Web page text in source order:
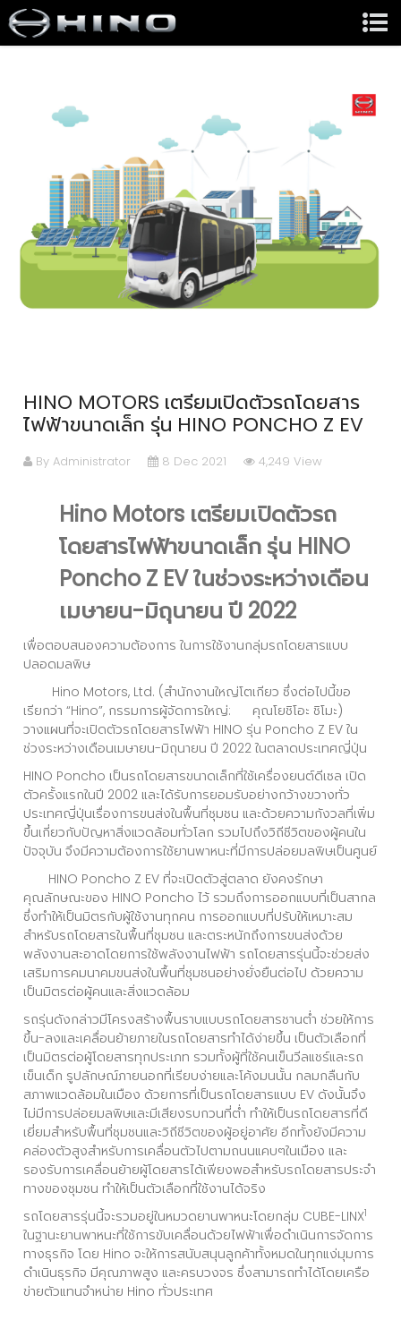
HINO MOTORS เตรียมเปิดตัวรถโดยสาร
ไฟฟ้าขนาดเล็ก รุ่น HINO PONCHO Z EV
By Administrator 8 Dec 2021 4,249 View
Hino Motors เตรียมเปิดตัวรถ
โดยสารไฟฟ้าขนาดเล็ก รุ่น HINO
Poncho Z EVในช่วงระหว่างเดือน
เมษายน-มิถุนายน ปี 2022
เพื่อตอบสนองความต้องการ ในการใช้งานกลุ่มรถโดยสารแบบ
ปลอดมลพิษ
Hino Motors, Ltd. (สำนักงานใหญ่โตเกียว ซึ่งต่อไปนี้ขอ
เรียกว่า “Hino”, กรรมการผู้จัดการใหญ่: คุณโยชิโอะ ชิโมะ)
วางแผนที่จะเปิดตัวรถโดยสารไฟฟ้า HINO รุ่น Poncho Z EV ใน
ช่วงระหว่างเดือนเมษายน-มิถุนายน ปี 2022 ในตลาดประเทศญี่ปุ่น
HINO Poncho เป็นรถโดยสารขนาดเล็กที่ใช้เครื่องยนต์ดีเซล เปิด
ตัวครั้งแรกในปี 2002 และได้รับการยอมรับอย่างกว้างขวางทั่ว
ประเทศญี่ปุ่นเรื่องการขนส่งในพื้นที่ชุมชน และด้วยความกังวลที่เพิ่ม
ขึ้นเกี่ยวกับปัญหาสิ่งแวดล้อมทั่วโลก รวมไปถึงวิถีชีวิตของผู้คนใน
ปัจจุบัน จึงมีความต้องการใช้ยานพาหนะที่มีการปล่อยมลพิษเป็นศูนย์
HINO Poncho Z EV ที่จะเปิดตัวสู่ตลาด ยังคงรักษา
คุณลักษณะของ HINO Poncho ไว้ รวมถึงการออกแบบที่เป็นสากล
ซึ่งทำให้เป็นมิตรกับผู้ใช้งานทุกคน การออกแบบที่ปรับให้เหมาะสม
สำหรับรถโดยสารในพื้นที่ชุมชน และตระหนักถึงการขนส่งด้วย
พลังงานสะอาดโดยการใช้พลังงานไฟฟ้า รถโดยสารรุ่นนี้จะช่วยส่ง
เสริมการคมนาคมขนส่งในพื้นที่ชุมชนอย่างยั่งยืนต่อไป ด้วยความ
เป็นมิตรต่อผู้คนและสิ่งแวดล้อม
รถรุ่นดังกล่าวมีโครงสร้างพื้นราบแบบรถโดยสารชานต่ำ ช่วยให้การ
ขึ้น-ลงและเคลื่อนย้ายภายในรถโดยสารทำได้ง่ายขึ้น เป็นตัวเลือกที่
เป็นมิตรต่อผู้โดยสารทุกประเภท รวมทั้งผู้ที่ใช้คนเข็นวีลแชร์และรถ
เข็นเด็ก รูปลักษณ์ภายนอกที่เรียบง่ายและโค้งมนนั้น กลมกลืนกับ
สภาพแวดล้อมในเมือง ด้วยการที่เป็นรถโดยสารแบบ EV ดังนั้นจึง
ไม่มีการปล่อยมลพิษและมีเสียงรบกวนที่ต่ำ ทำให้เป็นรถโดยสารที่ดี
เยี่ยมสำหรับพื้นที่ชุมชนและวิถีชีวิตของผู้อยู่อาศัย อีกทั้งยังมีความ
คล่องตัวสูงสำหรับการเคลื่อนตัวไปตามถนนแคบๆในเมือง และ
รองรับการเคลื่อนย้ายผู้โดยสารได้เพียงพอสำหรับรถโดยสารประจำ
ทางของชุมชน ทำให้เป็นตัวเลือกที่ใช้งานได้จริง
รถโดยสารรุ่นนี้จะรวมอยู่ในหมวดยานพาหนะโดยกลุ่ม CUBE-LINX1
ในฐานะยานพาหนะที่ใช้การขับเคลื่อนด้วยไฟฟ้าเพื่อดำเนินการจัดการ
ทางธุรกิจ โดย Hino จะให้การสนับสนุนลูกค้าทั้งหมดในทุกแง่มุมการ
ดำเนินธุรกิจ มีคุณภาพสูง และครบวงจร ซึ่งสามารถทำได้โดยเครือ
ข่ายตัวแทนจำหน่าย Hino ทั่วประเทศ